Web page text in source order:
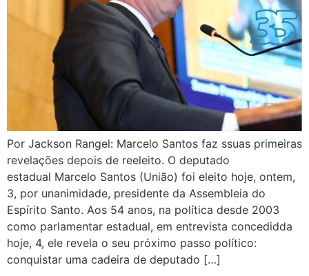
Por Jackson Rangel: Marcelo Santos faz ssuas primeiras
revelações depois de reeleito. O deputado
estadual Marcelo Santos (União) foi eleito hoje, ontem,
3, por unanimidade, presidente da Assembleia do
Espírito Santo. Aos 54 anos, na política desde 2003
como parlamentar estadual, em entrevista concedidda
hoje, 4, ele revela o seu próximo passo político:
conquistar uma cadeira de deputado […]